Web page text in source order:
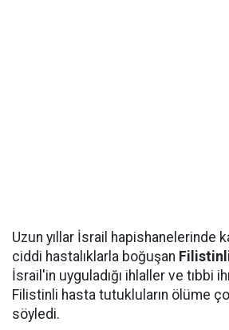
Uzun yıllar İsrail hapishanelerinde
ciddi hastalıklarla boğuşan
İsrail'in uyguladığı ihlaller ve tıbbi
Filistinli hasta tutukluların ölüme
söyledi.